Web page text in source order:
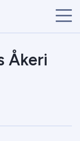
Åkeri